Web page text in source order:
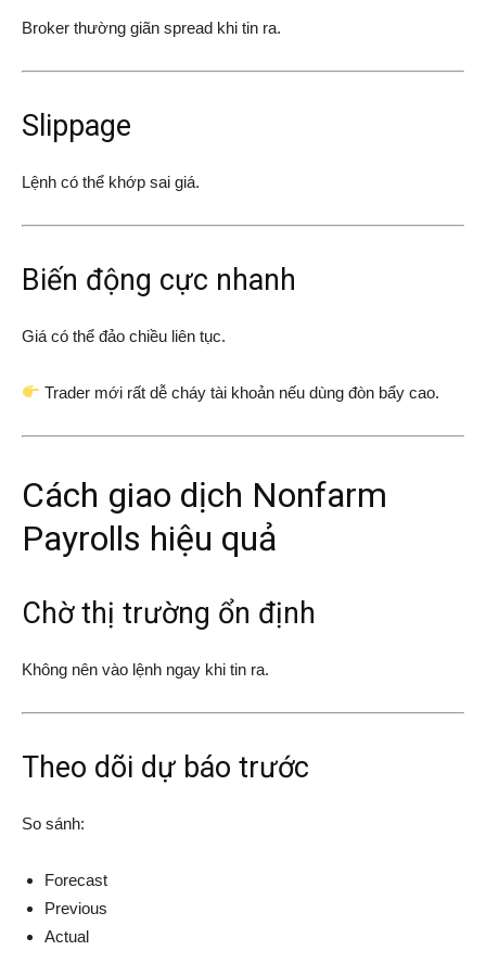
Broker thường giãn spread khi tin ra.
Slippage
Lệnh có thể khớp sai giá.
Biến động cực nhanh
Giá có thể đảo chiều liên tục.
Trader mới rất dễ cháy tài khoản nếu dùng đòn bẩy cao.
Cách giao dịch Nonfarm
Payrolls hiệu quả
Chờ thị trường ổn định
Không nên vào lệnh ngay khi tin ra.
Theo dõi dự báo trước
So sánh:
Forecast
Previous
Actual